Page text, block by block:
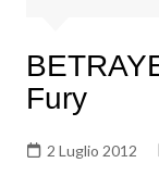
Fury
2 Luglio 2012